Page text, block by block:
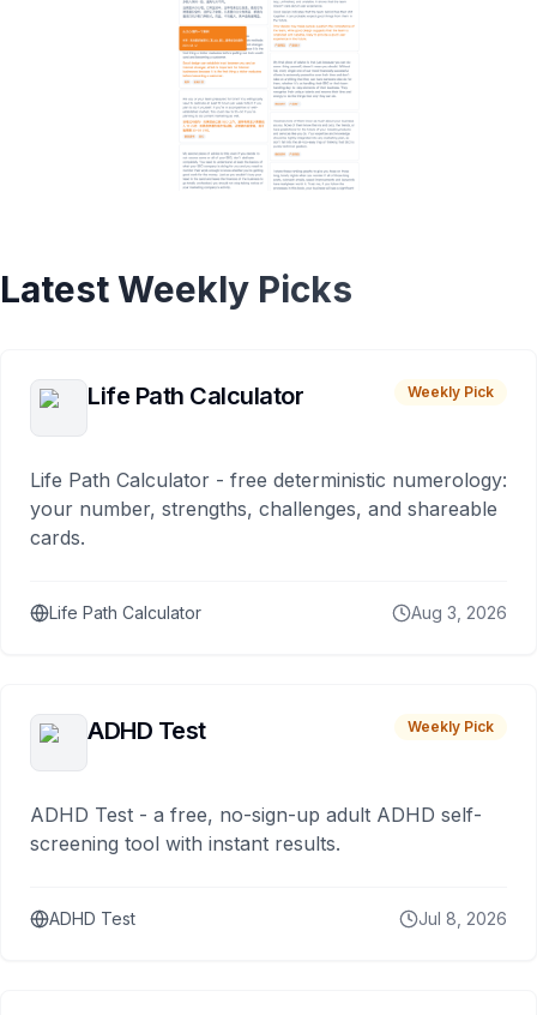
Latest Weekly Picks
Life Path Calculator Weekly Pick
Life Path Calculator - free deterministic numerology:
your number, strengths, challenges, and shareable
cards.
Life Path Calculator Aug 3, 2026
ADHD Test Weekly Pick
ADHD Test - a free, no-sign-up adult ADHD self-
screening tool with instant results.
ADHD Test Jul 8, 2026